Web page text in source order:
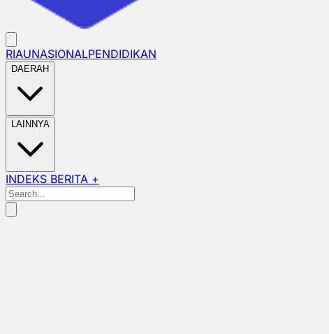
RIAUNASIONALPENDIDIKAN
DAERAH
LAINNYA
INDEKS BERITA +